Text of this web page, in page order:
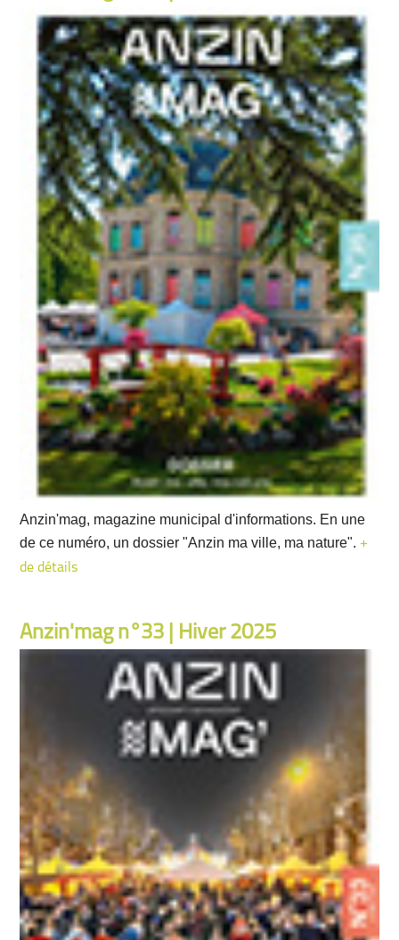
Anzin'mag, magazine municipal d'informations. En une
de ce numéro, un dossier "Anzin ma ville, ma nature".+
de détails
Anzin'mag n°33 | Hiver 2025